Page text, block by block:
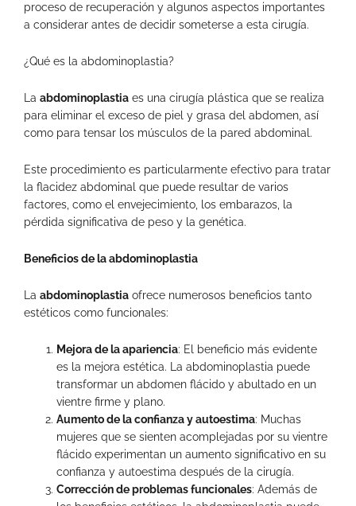
proceso de recuperación y algunos aspectos importantes
a considerar antes de decidir someterse a esta cirugía.
¿Qué es la abdominoplastia?
La abdominoplastia es una cirugía plástica que se realiza
para eliminar el exceso de piel y grasa del abdomen, así
como para tensar los músculos de la pared abdominal.
Este procedimiento es particularmente efectivo para tratar
la flacidez abdominal que puede resultar de varios
factores, como el envejecimiento, los embarazos, la
pérdida significativa de peso y la genética.
Beneficios de la abdominoplastia
La abdominoplastia ofrece numerosos beneficios tanto
estéticos como funcionales:
Mejora de la apariencia: El beneficio más evidente
es la mejora estética. La abdominoplastia puede
transformar un abdomen flácido y abultado en un
vientre firme y plano.
Aumento de la confianza y autoestima: Muchas
mujeres que se sienten acomplejadas por su vientre
flácido experimentan un aumento significativo en su
confianza y autoestima después de la cirugía.
Corrección de problemas funcionales: Además de